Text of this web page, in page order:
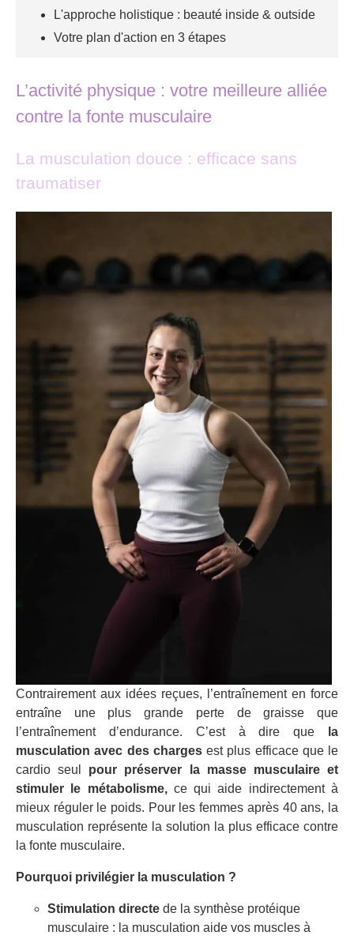
L'approche holistique : beauté inside & outside
Votre plan d'action en 3 étapes
L’activité physique : votre meilleure alliée
contre la fonte musculaire
La musculation douce : efficace sans
traumatiser
Contrairement aux idées reçues, l’entraînement en force
entraîne une plus grande perte de graisse que
l’entraînement d’endurance. C’est à dire que
la
musculation avec des chargesest plus efficace que le
cardio seul
pour préserver la masse musculaire et
stimuler le métabolisme,ce qui aide indirectement à
mieux réguler le poids. Pour les femmes après 40 ans, la
musculation représente la solution la plus efficace contre
la fonte musculaire.
Pourquoi privilégier la musculation ?
Stimulation directe de la synthèse protéique
musculaire : la musculation aide vos muscles à